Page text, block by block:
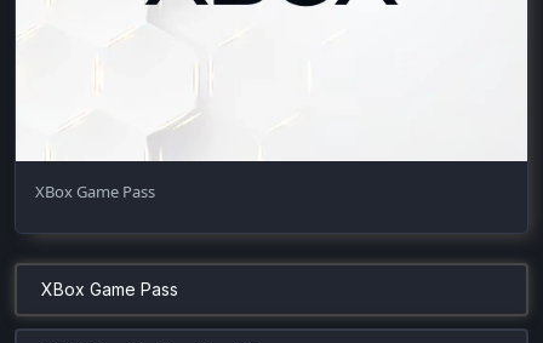
XBox Game Pass
XBox Game Pass